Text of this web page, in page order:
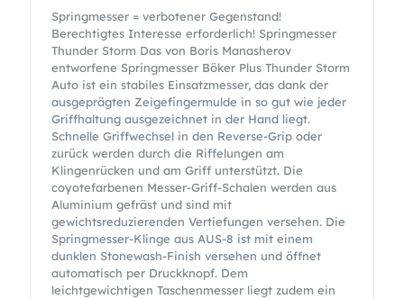
Springmesser = verbotener Gegenstand!
Berechtigtes Interesse erforderlich! Springmesser
Thunder Storm Das von Boris Manasherov
entworfene Springmesser Böker Plus Thunder Storm
Auto ist ein stabiles Einsatzmesser, das dank der
ausgeprägten Zeigefingermulde in so gut wie jeder
Griffhaltung ausgezeichnet in der Hand liegt.
Schnelle Griffwechsel in den Reverse-Grip oder
zurück werden durch die Riffelungen am
Klingenrücken und am Griff unterstützt. Die
coyotefarbenen Messer-Griff-Schalen werden aus
Aluminium gefräst und sind mit
gewichtsreduzierenden Vertiefungen versehen. Die
Springmesser-Klinge aus AUS-8 ist mit einem
dunklen Stonewash-Finish versehen und öffnet
automatisch per Druckknopf. Dem
leichtgewichtigen Taschenmesser liegt zudem ein